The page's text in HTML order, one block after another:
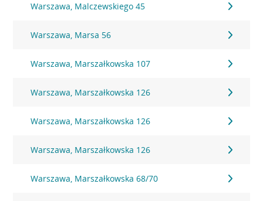
Warszawa, Malczewskiego 45
Warszawa, Marsa 56
Warszawa, Marszałkowska 107
Warszawa, Marszałkowska 126
Warszawa, Marszałkowska 126
Warszawa, Marszałkowska 126
Warszawa, Marszałkowska 68/70